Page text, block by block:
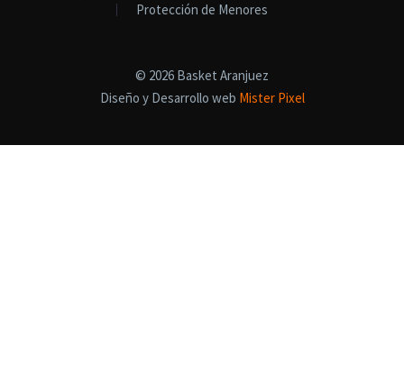
Protección de Menores
© 2026 Basket Aranjuez
Diseño y Desarrollo web Mister Pixel